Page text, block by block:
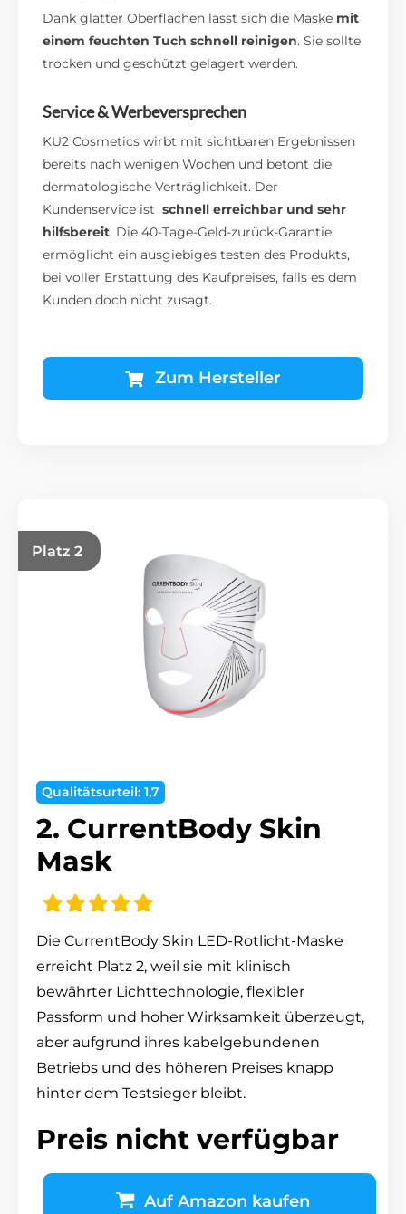
Dank glatter Oberflächen lässt sich die Maske mit
einem feuchten Tuch schnell reinigen. Sie sollte
trocken und geschützt gelagert werden.
Service & Werbeversprechen
KU2 Cosmetics wirbt mit sichtbaren Ergebnissen
bereits nach wenigen Wochen und betont die
dermatologische Verträglichkeit. Der
Kundenservice istschnell erreichbar und sehr
hilfsbereit. Die 40-Tage-Geld-zurück-Garantie
ermöglicht ein ausgiebiges testen des Produkts,
bei voller Erstattung des Kaufpreises, falls es dem
Kunden doch nicht zusagt.
Zum Hersteller
Platz 2
Qualitätsurteil: 1,7
2. CurrentBody Skin
Mask
Die CurrentBody Skin LED-Rotlicht-Maske
erreicht Platz 2, weil sie mit klinisch
bewährter Lichttechnologie, flexibler
Passform und hoher Wirksamkeit überzeugt,
aber aufgrund ihres kabelgebundenen
Betriebs und des höheren Preises knapp
hinter dem Testsieger bleibt.
Preis nicht verfügbar
Auf Amazon kaufen